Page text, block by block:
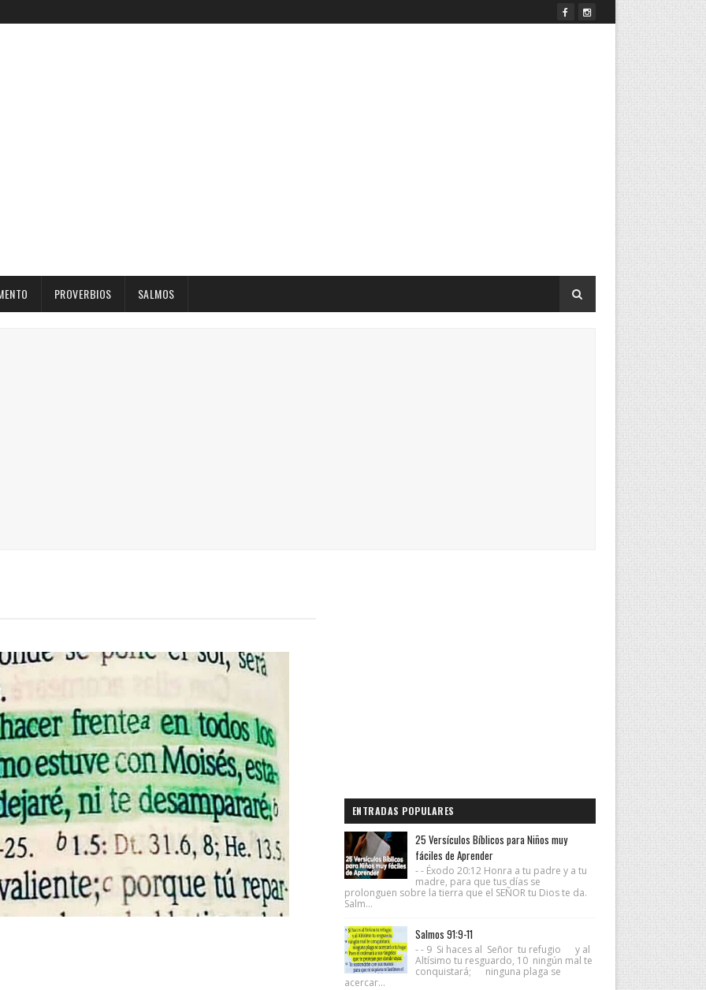
PROVERBIOS SALMOS
ENTRADAS POPULARES
25 Versículos Bíblicos para Niños muy
fáciles de Aprender
- - Éxodo 20:12 Honra a tu padre y a tu
madre, para que tus días se
prolonguen sobre la tierra que el SEÑOR tu Dios te da.
Salm...
Salmos 91:9-11
- - 9 Si haces al Señor tu refugio y al
Altísimo tu resguardo, 10 ningún mal te
conquistará; ninguna plaga se
acercar...